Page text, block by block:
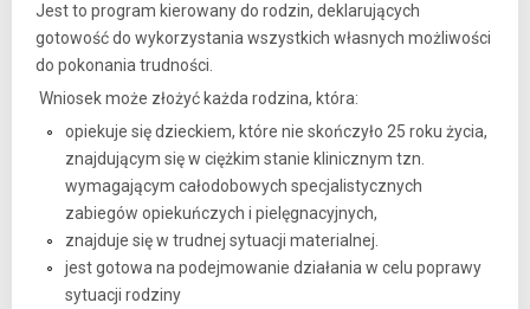
Jest to program kierowany do rodzin, deklarujących
gotowość do wykorzystania wszystkich własnych możliwości
do pokonania trudności.
Wniosek może złożyć każda rodzina, która:
opiekuje się dzieckiem, które nie skończyło 25 roku życia,
znajdującym się w ciężkim stanie klinicznym tzn.
wymagającym całodobowych specjalistycznych
zabiegów opiekuńczych i pielęgnacyjnych,
znajduje się w trudnej sytuacji materialnej.
jest gotowa na podejmowanie działania w celu poprawy
sytuacji rodziny